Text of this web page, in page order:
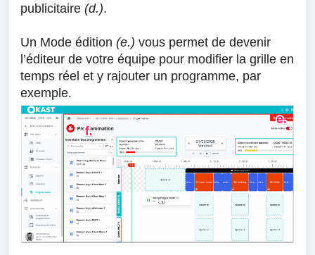
publicitaire (d.).
Un Mode édition (e.) vous permet de devenir
l’éditeur de votre équipe pour modifier la grille en
temps réel et y rajouter un programme, par
exemple.